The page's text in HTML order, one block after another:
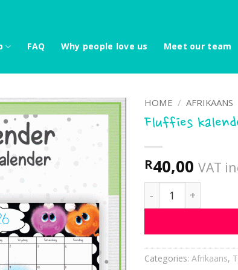
FAQ Why people love us Meet our team
HOME / AFRIKAANS
Fluffies
R40,00 VAT
Fluffies kalender
Categories: Afrikaans,